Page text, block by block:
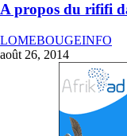
A propos du rififi
LOMEBOUGEINFO
août 26, 2014